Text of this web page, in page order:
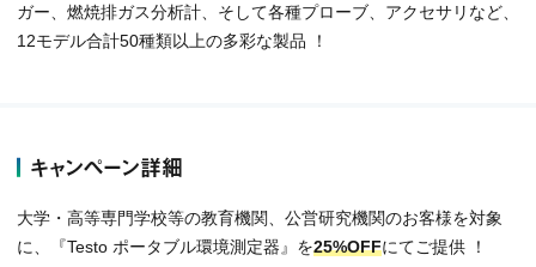
ガー、燃焼排ガス分析計、そして各種プローブ、アクセサリなど、
12モデル合計50種類以上の多彩な製品 ！
キャンペーン詳細
大学・高等専門学校等の教育機関、公営研究機関のお客様を対象
に、『Testo ポータブル環境測定器』を25%OFFにてご提供 ！